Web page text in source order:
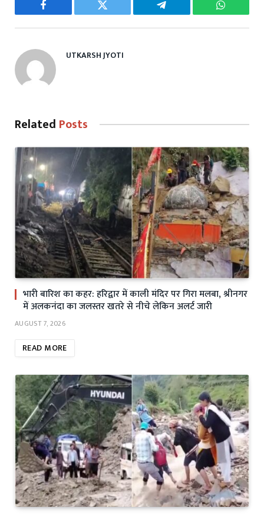
Facebook Twitter Telegram
UTKARSH JYOTI
Related Posts
भारी बारिश का कहर: हरिद्वार में काली मंदिर पर गिरा मलबा, श्रीनगर
में अलकनंदा का जलस्तर खतरे से नीचे लेकिन अलर्ट जारी
AUGUST 7, 2026
READ MORE